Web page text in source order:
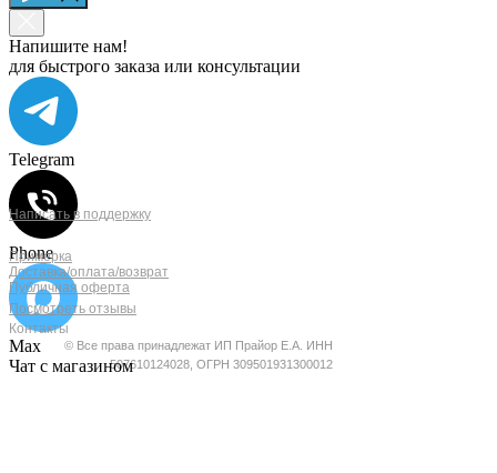
ПОКУПАТЕЛЯМ
ОБРАТНАЯ СВЯЗЬ
Написать в поддержку
Примерка
Доставка/оплата/возврат
Публичная оферта
Посмотреть отзывы
Контакты
© Все права принадлежат ИП Прайор Е.А. ИНН
507610124028, ОГРН 309501931300012
Напишите нам!
для быстрого заказа или консультации
Telegram
Phone
Max
Чат с магазином